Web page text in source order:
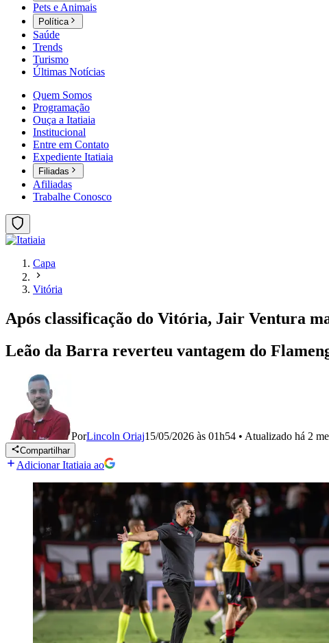
Pets e Animais
Política
Saúde
Trends
Turismo
Últimas Notícias
Quem Somos
Programação
Ouça a Itatiaia
Institucional
Entre em Contato
Expediente Itatiaia
Filiadas
Afiliadas
Trabalhe Conosco
Capa
Vitória
Após classificação do Vitória, Jair Ventura
Leão da Barra reverteu vantagem do
PorLincoln Oriaj15/05/2026 às 01h54 • Atualizado há 2
Compartilhar
Adicionar Itatiaia ao